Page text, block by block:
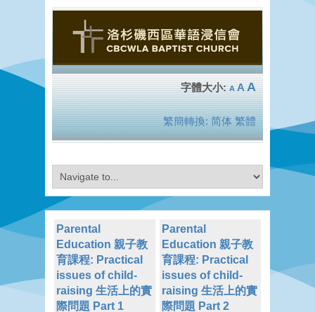
A A A
繁簡轉換: 简体 繁體
Parental
Education 親子教
育課程: Practical
issues of child-
raising 生活上的實
際問題 Part 1
Parental
Education 親子教
育課程: Practical
issues of child-
raising 生活上的實
際問題 Part 2